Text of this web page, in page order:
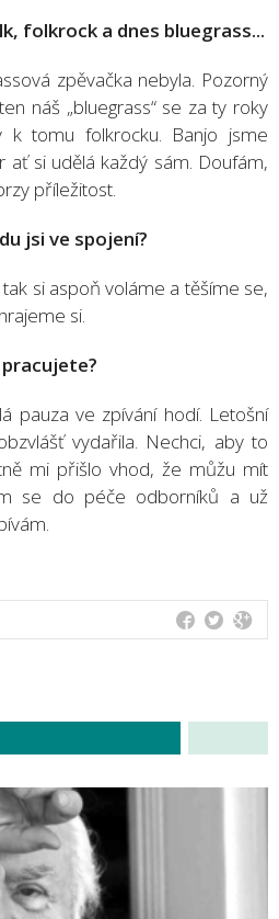
folkrock a dnes bluegrass...
zpěvačka nebyla. Pozorný
náš „bluegrass“ se za ty roky
k tomu folkrocku. Banjo jsme
ať si udělá každý sám. Doufám,
příležitost.
jsi ve spojení?
si aspoň voláme a těšíme se,
si.
pauza ve zpívání hodí. Letošní
vydařila. Nechci, aby to
mi přišlo vhod, že můžu mít
se do péče odborníků a už